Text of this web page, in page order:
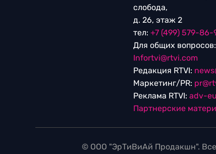
слобода,
д. 26, этаж 2
тел: +7 (499) 579-86-
Для общих вопросов:
Infortvi@rtvi.com
Редакция RTVI:
Маркетинг/PR:
Реклама RTVI: adv-
Партнерские
© ООО "ЭрТиВиАй Продакшн". Все